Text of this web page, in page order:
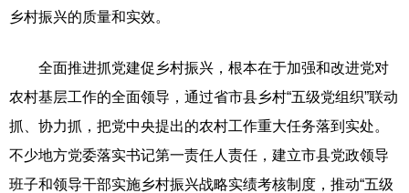
乡村振兴的质量和实效。
全面推进抓党建促乡村振兴，根本在于加强和改进党对
农村基层工作的全面领导，通过省市县乡村“五级党组织”联动
抓、协力抓，把党中央提出的农村工作重大任务落到实处。
不少地方党委落实书记第一责任人责任，建立市县党政领导
班子和领导干部实施乡村振兴战略实绩考核制度，推动“五级